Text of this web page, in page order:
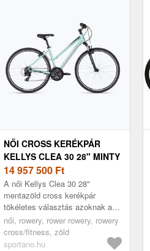
NŐI CROSS KERÉKPÁR
KELLYS CLEA 30 28" MINTY
GREEN (CLEA 30 28" 86262)
14 957 500 Ft
A női Kellys Clea 30 28"
mentazöld cross kerékpár
tökéletes választás azoknak a
nőknek, akik sokoldalú kerékpárt
keresnek különböző útviszonyok
köz...
női, rowery, rower rowery, rowery
cross/fitness, zöld
sportano.hu